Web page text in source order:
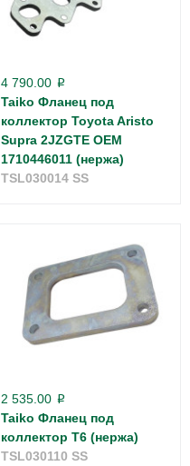
4 790.00 p
Taiko Фланец под
коллектор Toyota Aristo
Supra 2JZGTE OEM
1710446011 (нержа)
TSL030014 SS
2 535.00 p
Taiko Фланец под
коллектор T6 (нержа)
TSL030110 SS